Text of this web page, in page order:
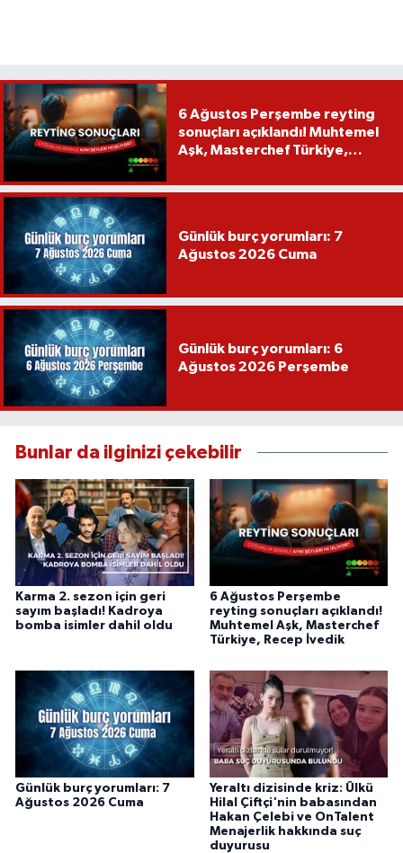
6 Ağustos Perşembe reyting
sonuçları açıklandı! Muhtemel
Aşk, Masterchef Türkiye,
Günlük burç yorumları: 7
Ağustos 2026 Cuma
Günlük burç yorumları: 6
Ağustos 2026 Perşembe
Bunlar da ilginizi çekebilir
Karma 2. sezon için geri
sayım başladı! Kadroya
bomba isimler dahil oldu
6 Ağustos Perşembe
reyting sonuçları açıklandı!
Muhtemel Aşk, Masterchef
Türkiye, Recep İvedik
Günlük burç yorumları: 7
Ağustos 2026 Cuma
Yeraltı dizisinde kriz: Ülkü
Hilal Çiftçi'nin babasından
Hakan Çelebi ve OnTalent
Menajerlik hakkında suç
duyurusu